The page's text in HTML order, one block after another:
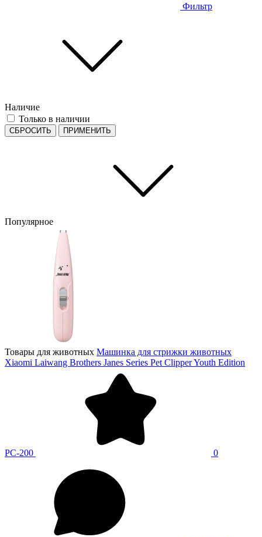
Фильтр
Наличие
Только в наличии
СБРОСИТЬ ПРИМЕНИТЬ
Популярное
Товары для животных Машинка для стрижки животных
Xiaomi Laiwang Brothers Janes Series Pet Clipper Youth Edition
PC-200 0